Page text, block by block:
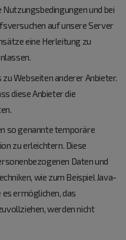
und bei
auf unsere Server
eine Herleitung zu
Webseiten anderer Anbieter.
diese Anbieter die
so genannte temporäre
zu erleichtern. Diese
Daten und
wie zum Beispiel Java-
ermöglichen, das
werden nicht